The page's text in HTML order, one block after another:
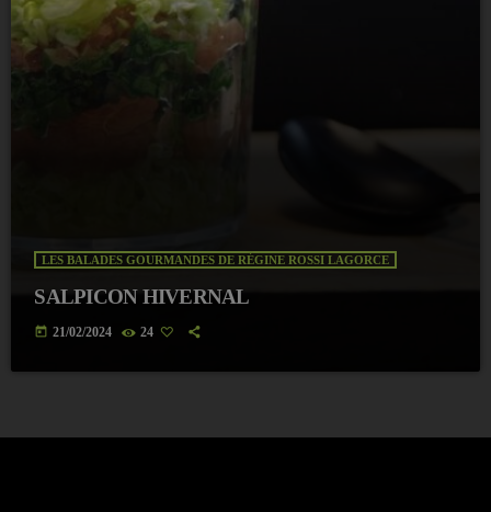
LES BALADES GOURMANDES DE RÉGINE ROSSI LAGORCE
SALPICON HIVERNAL
today 21/02/2024 24